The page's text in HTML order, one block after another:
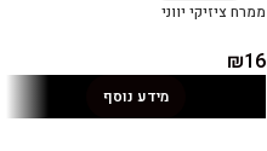
ממרח ציזיקי יווני
₪16
מידע נוסף